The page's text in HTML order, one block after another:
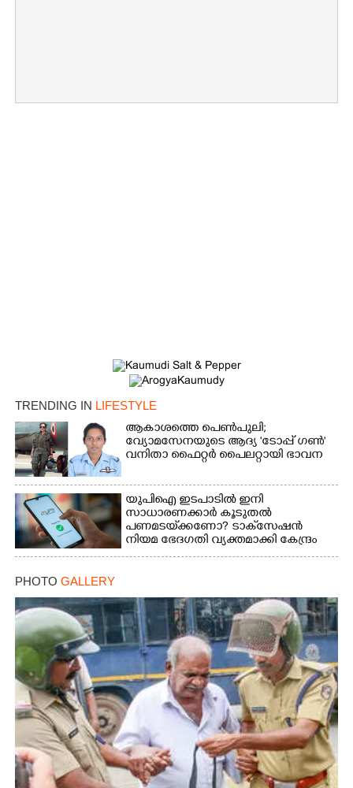
TRENDING IN LIFESTYLE
ആകാശത്തെ പെൺപുലി;
വ്യോമസേനയുടെ ആദ്യ 'ടോപ്പ് ഗൺ'
വനിതാ ഫൈറ്റർ പൈലറ്റായി ഭാവന
യുപിഐ ഇടപാടിൽ ഇനി
സാധാരണക്കാർ കൂടുതൽ
പണമടയ്‌ക്കണോ?​ ടാക്‌സേഷൻ
നിയമ ഭേദഗതി വ്യക്തമാക്കി കേന്ദ്രം
PHOTO GALLERY